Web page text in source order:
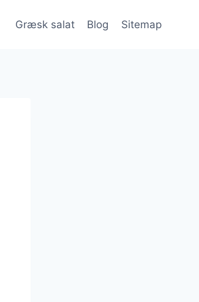
Græsk salat Blog Sitemap